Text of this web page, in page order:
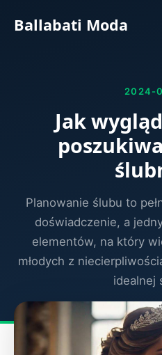
Ballabati Moda
2024-
Jak
Planowanie ślubu to
doświadczenie, a
elementów, na który
młodych z
idealnej